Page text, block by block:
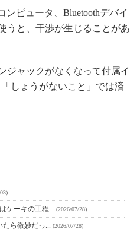
ンピュータ、Bluetoothデバイ
うと、干渉が生じることがあ
ジャックがなくなって付属イ
しょうがないこと」では済
ケーキの工程... (2026/07/28)
ら微妙だっ... (2026/07/28)